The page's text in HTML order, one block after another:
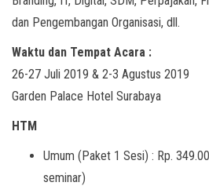
dan Pengembangan Organisasi, dll.
Waktu dan Tempat Acara :
26-27 Juli 2019 & 2-3 Agustus 2019
Garden Palace Hotel Surabaya
HTM
Umum (Paket 1 Sesi) : Rp.
seminar)